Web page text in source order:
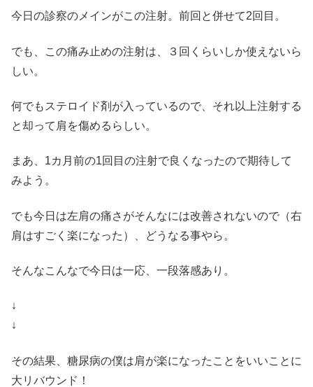
今日の診察のメインがこの注射。前回と併せて2回目。
でも、この痛み止めの注射は、３回くらいしか使えないら
しい。
何でもステロイド剤が入っているので、それ以上注射する
と却って肩を傷めるらしい。
まあ、1カ月前の1回目の注射で良くなったので期待して
みよう。
でも今日は左肩の痛さがそんなには改善されないので（右
肩はすごく楽になった）、どうなる事やら。
そんなこんなで今日は一応、一段落感あり。
↓
↓
その結果、糖尿病の僕は肩が楽になったことをいいことに
大リバウンド！